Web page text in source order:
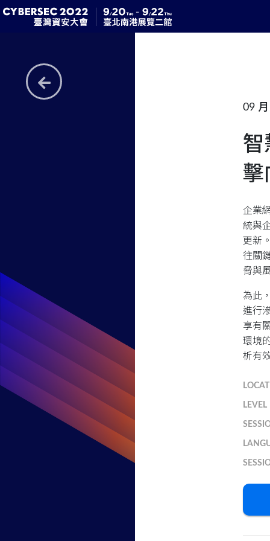
09
智
擊
企業
統與
更新
往關
脅與
為此
進行
享有
環境
析有
LEVEL